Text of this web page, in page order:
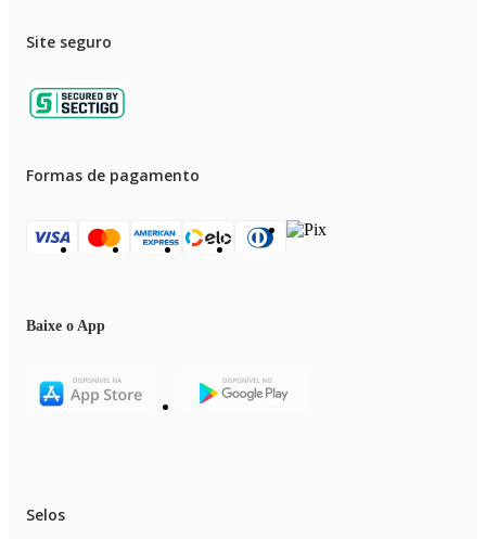
Site seguro
Formas de pagamento
Baixe o App
Selos